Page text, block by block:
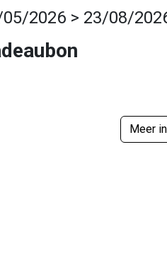
2026 > 23/08/
Meer